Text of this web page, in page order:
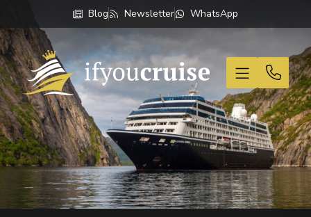
Blog Newsletter WhatsApp
If You Cruise